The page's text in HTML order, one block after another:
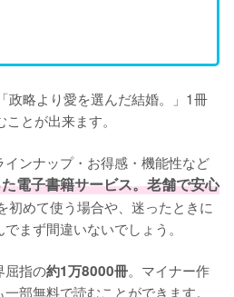
政略より愛を選んだ結婚。」1冊
とが出来ます。
ンナップ・お得感・機能性など
電子書籍サービス。老舗で安心
初めて使う場合や、迷ったときに
まず間違いないでしょう。
屈指の約1万8000冊。マイナー作
部無料で読むことができます。